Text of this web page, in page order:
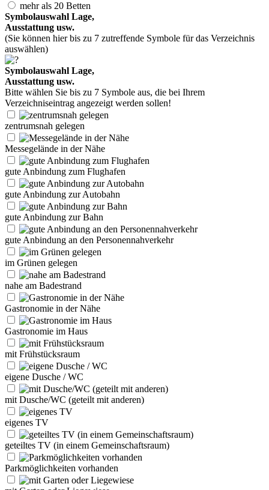
mehr als 20 Betten
Symbolauswahl Lage,
Ausstattung usw.
(Sie können hier bis zu 7 zutreffende Symbole für das Verzeichnis
auswählen)
Symbolauswahl Lage,
Ausstattung usw.
Bitte wählen Sie bis zu 7 Symbole aus, die bei Ihrem
Verzeichniseintrag angezeigt werden sollen!
zentrumsnah gelegen
Messegelände in der Nähe
gute Anbindung zum Flughafen
gute Anbindung zur Autobahn
gute Anbindung zur Bahn
gute Anbindung an den Personennahverkehr
im Grünen gelegen
nahe am Badestrand
Gastronomie in der Nähe
Gastronomie im Haus
mit Frühstücksraum
eigene Dusche / WC
mit Dusche/WC (geteilt mit anderen)
eigenes TV
geteiltes TV (in einem Gemeinschaftsraum)
Parkmöglichkeiten vorhanden